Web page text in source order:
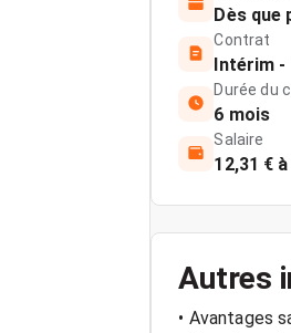
Dès que
Contrat
Intérim -
Durée du
6 mois
Salaire
12,31 €
Autres
• Avantages